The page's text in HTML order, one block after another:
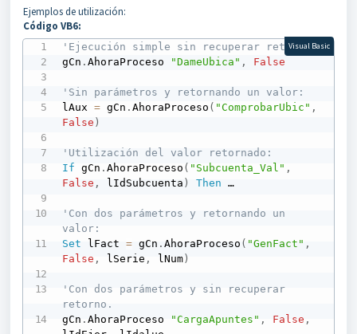
Ejemplos de utilización:
Código VB6:
'Ejecución simple sin recuperar retorno:
gCn .AhoraProceso "DameUbica" , False
'Sin parámetros y retornando un valor:
lAux = gCn .AhoraProceso ( "ComprobarUbic" ,
False )
'Utilización del valor retornado:
If gCn .AhoraProceso ( "Subcuenta_Val" ,
False , lIdSubcuenta ) Then …
'Con dos parámetros y retornando un
valor:
Set lFact = gCn .AhoraProceso ( "GenFact" ,
False , lSerie , lNum)
'Con dos parámetros y sin recuperar
retorno.
gCn .AhoraProceso "CargaApuntes" , False ,
Visual Basic